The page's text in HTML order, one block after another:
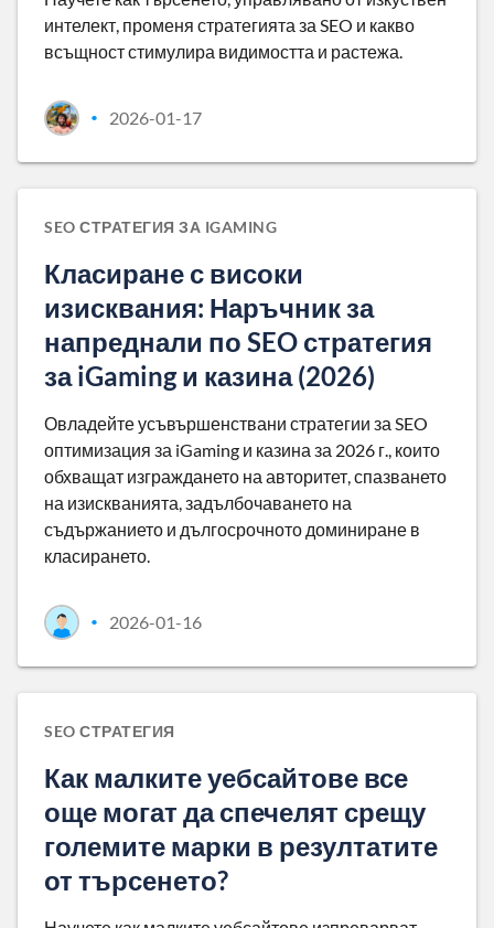
интелект, променя стратегията за SEO и какво
всъщност стимулира видимостта и растежа.
• 2026-01-17
SEO СТРАТЕГИЯ ЗА IGAMING
Класиране с високи
изисквания: Наръчник за
напреднали по SEO стратегия
за iGaming и казина (2026)
Овладейте усъвършенствани стратегии за SEO
оптимизация за iGaming и казина за 2026 г., които
обхващат изграждането на авторитет, спазването
на изискванията, задълбочаването на
съдържанието и дългосрочното доминиране в
класирането.
• 2026-01-16
SEO СТРАТЕГИЯ
Как малките уебсайтове все
още могат да спечелят срещу
големите марки в резултатите
от търсенето?